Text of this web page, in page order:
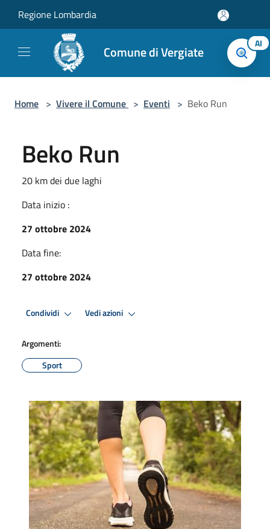
Regione Lombardia
Comune di Vergiate AI
Home > Vivere il Comune > Eventi > Beko Run
Beko Run
20 km dei due laghi
Data inizio :
27 ottobre 2024
Data fine:
27 ottobre 2024
Condividi Vedi azioni
Argomenti:
Sport